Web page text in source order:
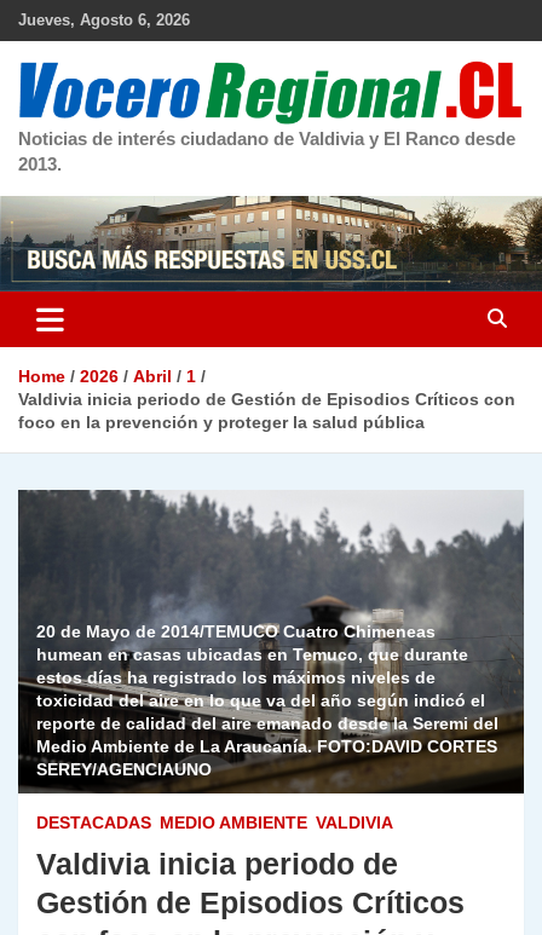
Skip
Jueves, Agosto 6, 2026
Noticias de interés ciudadano de Valdivia y El Ranco desde
2013.
Home 2026 Abril
1
Valdivia inicia periodo de Gestión de Episodios Críticos con
foco en la prevención y proteger la salud pública
20 de Mayo de 2014/TEMUCO Cuatro Chimeneas
humean en casas ubicadas en Temuco, que durante
estos días ha registrado los máximos niveles de
toxicidad del aire en lo que va del año según indicó el
reporte de calidad del aire emanado desde la Seremi del
Medio Ambiente de La Araucanía. FOTO:DAVID CORTES
SEREY/AGENCIAUNO
DESTACADAS MEDIO AMBIENTE VALDIVIA
Valdivia inicia periodo de
Gestión de Episodios Críticos